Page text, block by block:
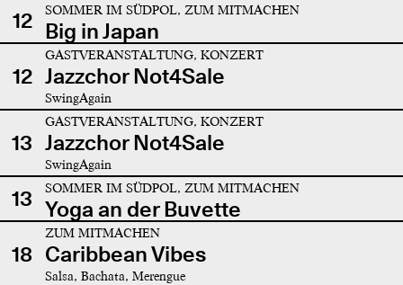
12
SOMMER IM SÜDPOL, ZUM MITMACHEN
Big in Japan
12
GASTVERANSTALTUNG, KONZERT
Jazzchor Not4Sale
SwingAgain
13
GASTVERANSTALTUNG, KONZERT
Jazzchor Not4Sale
SwingAgain
13 SOMMER IM SÜDPOL, ZUM MITMACHEN
Yoga an der Buvette
18
ZUM MITMACHEN
Caribbean Vibes
Salsa, Bachata, Merengue